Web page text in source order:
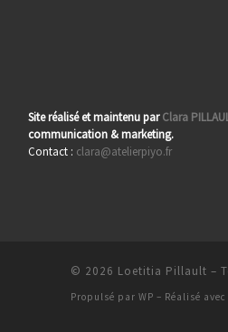
Site réalisé et maintenu parClara
communication & marketing.
Contact : clara@atelierpiyo.fr
© 2026 Loetitia Pillault –
Propulsé par WP – Réalisé